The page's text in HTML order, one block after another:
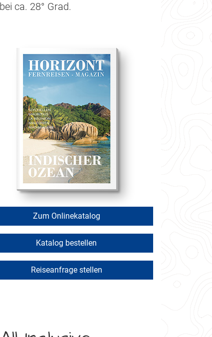
ca. 28° Grad.
Zum Onlinekatalog
Katalog bestellen
Reiseanfrage stellen